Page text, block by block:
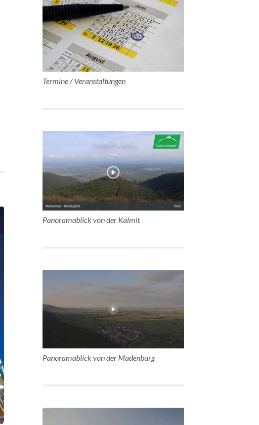
Termine / Veranstaltungen
Panoramablick von der Kalmit
Panoramablick von der Madenburg